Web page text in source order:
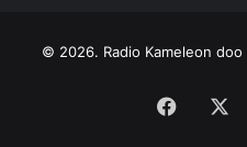
© 2026. Radio Kameleon